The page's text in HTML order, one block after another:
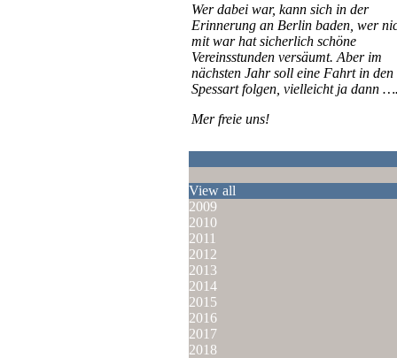
Wer dabei war, kann sich in der
Erinnerung an Berlin baden, wer
mit war hat sicherlich schöne
Vereinsstunden versäumt. Aber im
nächsten Jahr soll eine Fahrt in den
Spessart folgen, vielleicht ja dann
Mer freie uns!
View all
2009
2010
2011
2012
2013
2014
2015
2016
2017
2018